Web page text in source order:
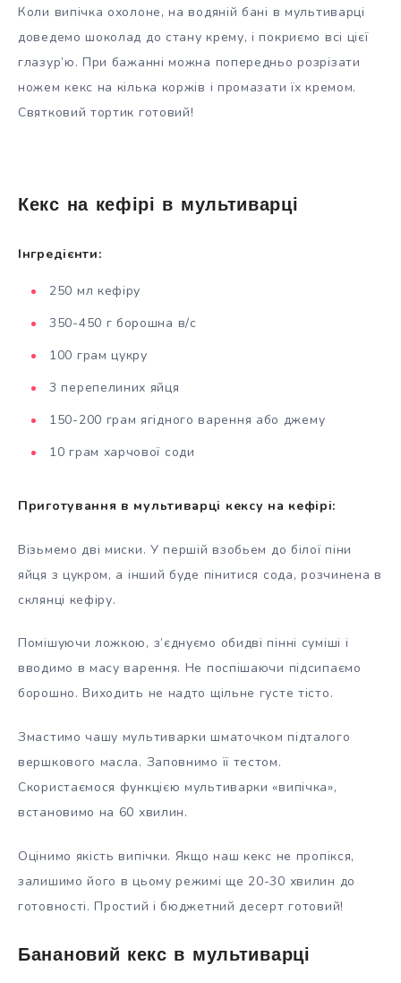
Коли випічка охолоне, на водяній бані в мультиварці
доведемо шоколад до стану крему, і покриємо всі цієї
глазур’ю. При бажанні можна попередньо розрізати
ножем кекс на кілька коржів і промазати їх кремом.
Святковий тортик готовий!
Кекс на кефірі в мультиварці
Інгредієнти:
250 мл кефіру
350-450 г борошна в/с
100 грам цукру
3 перепелиних яйця
150-200 грам ягідного варення або джему
10 грам харчової соди
Приготування в мультиварці кексу на кефірі:
Візьмемо дві миски. У першій взобьем до білої піни
яйця з цукром, а інший буде пінитися сода, розчинена в
склянці кефіру.
Помішуючи ложкою, з’єднуємо обидві пінні суміші і
вводимо в масу варення. Не поспішаючи підсипаємо
борошно. Виходить не надто щільне густе тісто.
Змастимо чашу мультиварки шматочком підталого
вершкового масла. Заповнимо її тестом.
Скористаємося функцією мультиварки «випічка»,
встановимо на 60 хвилин.
Оцінимо якість випічки. Якщо наш кекс не пропікся,
залишимо його в цьому режимі ще 20-30 хвилин до
готовності. Простий і бюджетний десерт готовий!
Банановий кекс в мультиварці